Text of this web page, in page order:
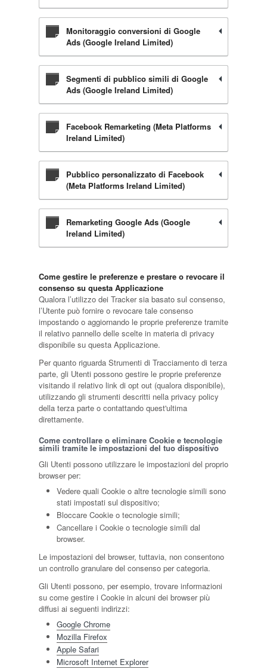
Monitoraggio conversioni di Google
Ads (Google Ireland Limited)
Segmenti di pubblico simili di Google
Ads (Google Ireland Limited)
Facebook Remarketing (Meta Platforms
Ireland Limited)
Pubblico personalizzato di Facebook
(Meta Platforms Ireland Limited)
Remarketing Google Ads (Google
Ireland Limited)
Come gestire le preferenze e prestare o revocare il
consenso su questa Applicazione
Qualora l’utilizzo dei Tracker sia basato sul consenso,
l’Utente può fornire o revocare tale consenso
impostando o aggiornando le proprie preferenze tramite
il relativo pannello delle scelte in materia di privacy
disponibile su questa Applicazione.
Per quanto riguarda Strumenti di Tracciamento di terza
parte, gli Utenti possono gestire le proprie preferenze
visitando il relativo link di opt out (qualora disponibile),
utilizzando gli strumenti descritti nella privacy policy
della terza parte o contattando quest'ultima
direttamente.
Come controllare o eliminare Cookie e tecnologie
simili tramite le impostazioni del tuo dispositivo
Gli Utenti possono utilizzare le impostazioni del proprio
browser per:
Vedere quali Cookie o altre tecnologie simili sono
stati impostati sul dispositivo;
Bloccare Cookie o tecnologie simili;
Cancellare i Cookie o tecnologie simili dal
browser.
Le impostazioni del browser, tuttavia, non consentono
un controllo granulare del consenso per categoria.
Gli Utenti possono, per esempio, trovare informazioni
su come gestire i Cookie in alcuni dei browser più
diffusi ai seguenti indirizzi:
Google Chrome
Mozilla Firefox
Apple Safari
Microsoft Internet Explorer